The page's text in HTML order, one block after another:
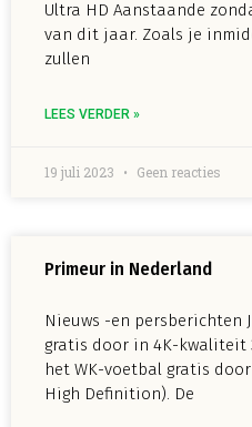
Ultra HD Aanstaande
van dit jaar. Zoals je
zullen
LEES VERDER »
19 juli 2023 Geen reacties
Primeur in Nederland
Nieuws -en persberichten
gratis door in 4K-kwaliteit
het WK-voetbal gratis
High Definition). De